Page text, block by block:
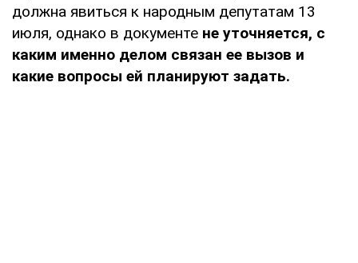
должна явиться к народным депутатам 13
июля, однако в документе не уточняется, с
каким именно делом связан ее вызов и
какие вопросы ей планируют задать.